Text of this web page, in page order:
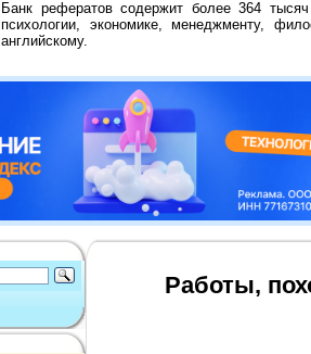
Банк рефератов содержит более 364
психологии, экономике, менеджменту,
английскому.
Работы,